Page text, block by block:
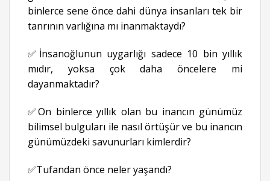
binlerce sene önce dahi dünya insanları tek bir
tanrının varlığına mı inanmaktaydı?
✅İnsanoğlunun uygarlığı sadece 10 bin yıllık
mıdır, yoksa çok daha öncelere mi
dayanmaktadır?
✅On binlerce yıllık olan bu inancın günümüz
bilimsel bulguları ile nasıl örtüşür ve bu inancın
günümüzdeki savunurları kimlerdir?
✅Tufandan önce neler yaşandı?